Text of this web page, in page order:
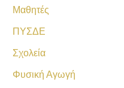
Μαθητές
ΠΥΣΔΕ
Σχολεία
Φυσική Αγωγή